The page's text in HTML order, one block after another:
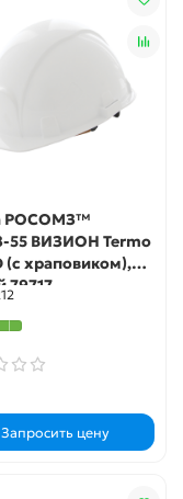
РОСОМЗ™
ВИЗИОН Termo
(с храповиком),
79717
Запросить цену